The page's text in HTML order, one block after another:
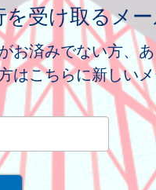
受け取るメ
お済みでない方、
はこちらに新しい